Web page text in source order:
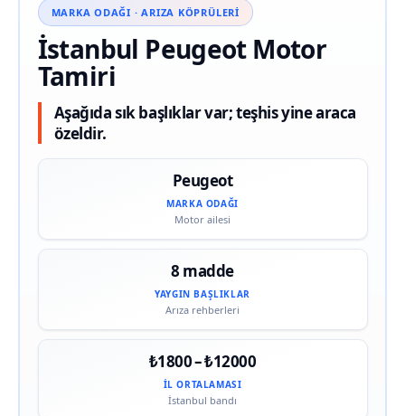
MARKA ODAĞI · ARIZA KÖPRÜLERI
İstanbul Peugeot Motor
Tamiri
Aşağıda sık başlıklar var; teşhis yine araca
özeldir.
Peugeot
MARKA ODAĞI
Motor ailesi
8 madde
YAYGIN BAŞLIKLAR
Arıza rehberleri
₺1800 – ₺12000
İL ORTALAMASI
İstanbul bandı